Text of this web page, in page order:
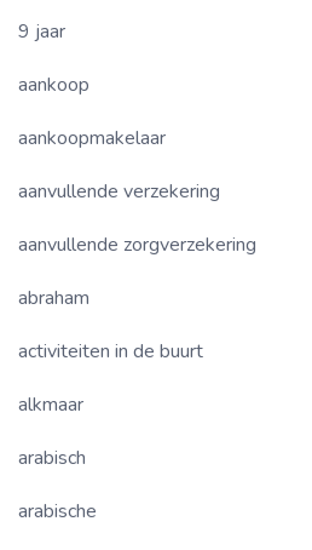
9 jaar
aankoop
aankoopmakelaar
aanvullende verzekering
aanvullende zorgverzekering
abraham
activiteiten in de buurt
alkmaar
arabisch
arabische